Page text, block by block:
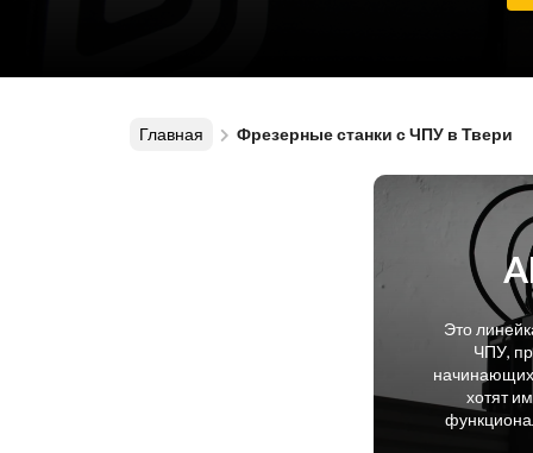
Главная Фрезерные станки с ЧПУ в Твери
Это
ЧПУ,
начинающих
хотят